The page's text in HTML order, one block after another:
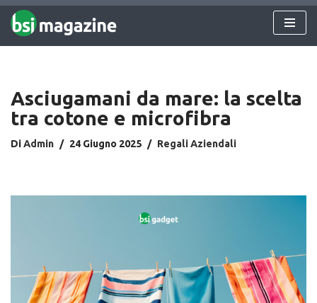
Vai
Asciugamani da mare: la scelta
tra cotone e microfibra
DiAdmin 24 Giugno 2025 Regali Aziendali